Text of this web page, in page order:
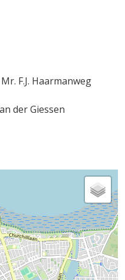
F.J. Haarmanweg
der Giessen